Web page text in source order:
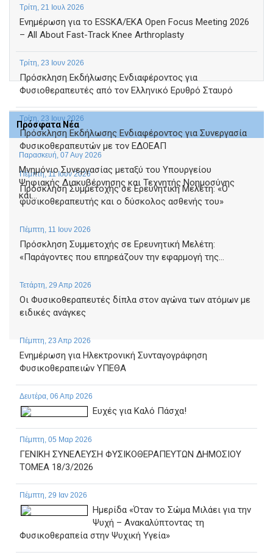
Τρίτη, 21 Ιουλ 2026
Ενημέρωση για το ESSKA/EKA Open Focus Meeting 2026
– All About Fast-Track Knee Arthroplasty
Τρίτη, 23 Ιουν 2026
Πρόσκληση Εκδήλωσης Ενδιαφέροντος για
Φυσιοθεραπευτές από τον Ελληνικό Ερυθρό Σταυρό
Τρίτη, 23 Ιουν 2026
Πρόσκληση Εκδήλωσης Ενδιαφέροντος για Συνεργασία
Φυσικοθεραπευτών με τον ΕΔΟΕΑΠ
Πέμπτη, 11 Ιουν 2026
Πρόσκληση Συμμετοχής σε Ερευνητική Μελέτη: «Ο
φυσικοθεραπευτής και ο δύσκολος ασθενής του»
Πέμπτη, 11 Ιουν 2026
Πρόσκληση Συμμετοχής σε Ερευνητική Μελέτη:
«Παράγοντες που επηρεάζουν την εφαρμογή της...
Τετάρτη, 29 Απρ 2026
Οι Φυσικοθεραπευτές δίπλα στον αγώνα των ατόμων με
ειδικές ανάγκες
Πέμπτη, 23 Απρ 2026
Ενημέρωση για Ηλεκτρονική Συνταγογράφηση
Φυσικοθεραπειών ΥΠΕΘΑ
Δευτέρα, 06 Απρ 2026
Ευχές για Καλό Πάσχα!
Πέμπτη, 05 Μαρ 2026
ΓΕΝΙΚΗ ΣΥΝΕΛΕΥΣΗ ΦΥΣΙΚΟΘΕΡΑΠΕΥΤΩΝ ΔΗΜΟΣΙΟΥ
ΤΟΜΕΑ 18/3/2026
Πέμπτη, 29 Ιαν 2026
Ημερίδα «Όταν το Σώμα Μιλάει για την
Ψυχή – Ανακαλύπτοντας τη
Φυσικοθεραπεία στην Ψυχική Υγεία»
Πρόσφατα Νέα
Παρασκευή, 07 Αυγ 2026
Μνημόνιο Συνεργασίας μεταξύ του Υπουργείου
Ψηφιακής Διακυβέρνησης και Τεχνητής Νοημοσύνης
και...